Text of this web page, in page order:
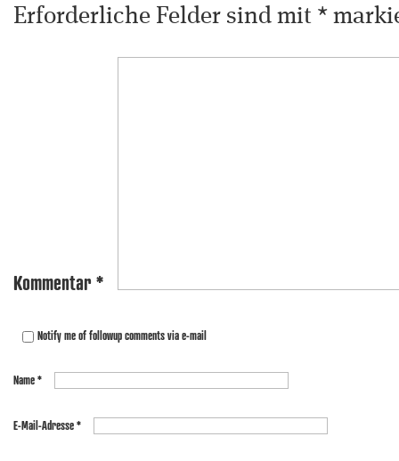
Erforderliche Felder sind mit *
Kommentar *
Notify me of followup comments via e-mail
Name*
E-Mail-Adresse*